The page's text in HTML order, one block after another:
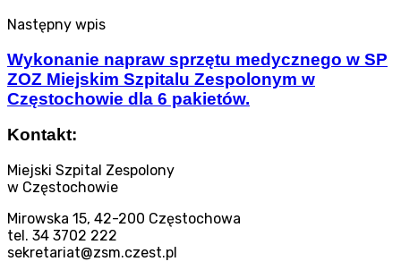
Następny wpis
Wykonanie napraw sprzętu medycznego w SP
ZOZ Miejskim Szpitalu Zespolonym w
Częstochowie dla 6 pakietów.
Kontakt:
Miejski Szpital Zespolony
w Częstochowie
Mirowska 15, 42-200 Częstochowa
tel. 34 3702 222
sekretariat@zsm.czest.pl